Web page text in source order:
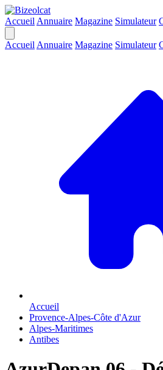
Accueil Annuaire Magazine Simulateur
Accueil Annuaire Magazine Simulateur
Accueil
Provence-Alpes-Côte d'Azur
Alpes-Maritimes
Antibes